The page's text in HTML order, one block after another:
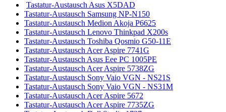
Tastatur-Austausch Asus X5DAD
Tastatur-Austausch Samsung NP-N150
Tastatur-Austausch Medion Akoja P6625
Tastatur-Austausch Lenovo Thinkpad X200s
Tastatur-Austausch Toshiba Qosmio G50-11E
Tastatur-Austausch Acer Aspire 7741G
Tastatur-Austausch Asus Eee PC 1005PE
Tastatur-Austausch Acer Aspire 5738ZG
Tastatur-Austausch Sony Vaio VGN - NS21S
Tastatur-Austausch Sony Vaio VGN - NS31M
Tastatur-Austausch Acer Aspire 5672
Tastatur-Austausch Acer Aspire 7735ZG